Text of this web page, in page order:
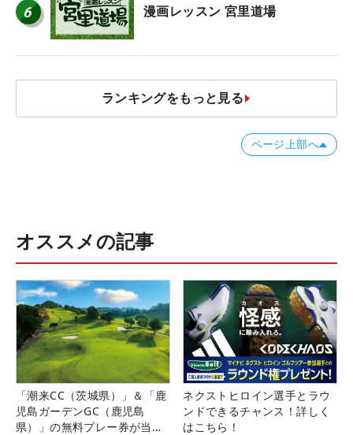
6 漫画レッスン 宮里道場
ランキングをもっと見る
ページ上部へ
オススメの記事
「潮来CC（茨城県）」＆「鹿
児島ガーデンGC（鹿児島
県）」の無料プレー券が当た
ネクストヒロイン選手とラウ
ンドできるチャンス！詳しく
はこちら！